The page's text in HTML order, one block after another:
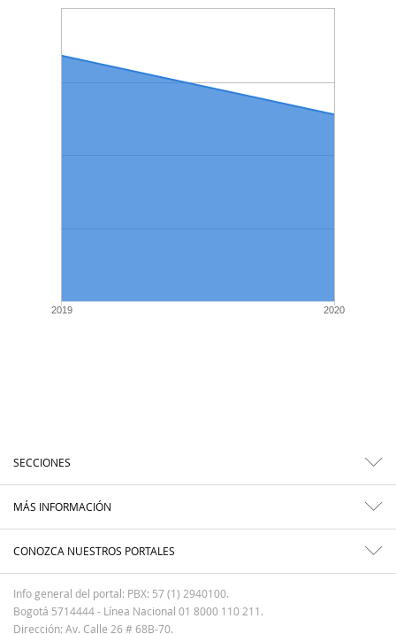
2019 2020
SECCIONES
MÁS INFORMACIÓN
CONOZCA NUESTROS PORTALES
Info general del portal: PBX: 57 (1) 2940100.
Bogotá 5714444 - Línea Nacional 01 8000 110 211.
Dirección: Av. Calle 26 # 68B-70.